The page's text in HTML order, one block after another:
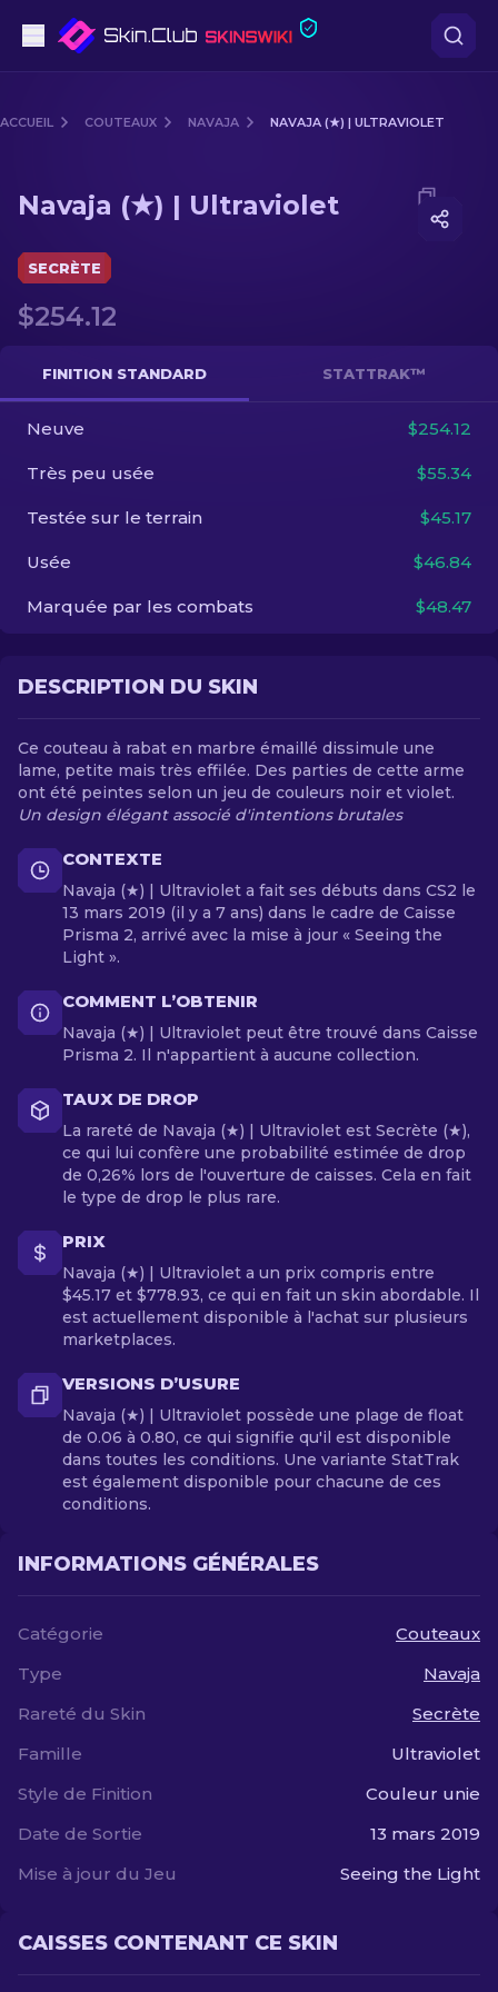
Fusils
Fusils de Précision
Couteaux
Gants
Caisses
Autre
ACCUEIL COUTEAUX NAVAJA NAVAJA (★) | ULTRAVIOLET
Media of Navaja (★) | Ultraviolet
Navaja (★) | Ultraviolet
SECRÈTE
$254.12
FINITION STANDARD STATTRAK™
Neuve $254.12
Très peu usée $55.34
Testée sur le terrain $45.17
Usée $46.84
Marquée par les combats $48.47
DESCRIPTION DU SKIN
Ce couteau à rabat en marbre émaillé dissimule une
lame, petite mais très effilée. Des parties de cette arme
ont été peintes selon un jeu de couleurs noir et violet.
Un design élégant associé d'intentions brutales
CONTEXTE
Navaja (★) | Ultraviolet a fait ses débuts dans CS2 le
13 mars 2019 (il y a 7 ans) dans le cadre de Caisse
Prisma 2, arrivé avec la mise à jour « Seeing the
Light ».
COMMENT L’OBTENIR
Navaja (★) | Ultraviolet peut être trouvé dans Caisse
Prisma 2. Il n'appartient à aucune collection.
TAUX DE DROP
La rareté de Navaja (★) | Ultraviolet est Secrète (★),
ce qui lui confère une probabilité estimée de drop
de 0,26% lors de l'ouverture de caisses. Cela en fait
le type de drop le plus rare.
PRIX
Navaja (★) | Ultraviolet a un prix compris entre
$45.17 et $778.93, ce qui en fait un skin abordable. Il
est actuellement disponible à l'achat sur plusieurs
marketplaces.
VERSIONS D’USURE
Navaja (★) | Ultraviolet possède une plage de float
de 0.06 à 0.80, ce qui signifie qu'il est disponible
dans toutes les conditions. Une variante StatTrak
est également disponible pour chacune de ces
conditions.
INFORMATIONS GÉNÉRALES
Catégorie
Couteaux
Type
Navaja
Rareté du Skin
Secrète
Famille
Ultraviolet
Style de Finition
Couleur unie
Date de Sortie
13 mars 2019
Mise à jour du Jeu
Seeing the Light
CAISSES CONTENANT CE SKIN